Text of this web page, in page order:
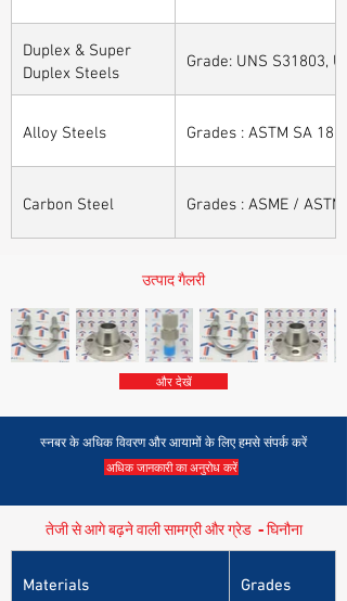
Duplex & Super
Duplex Steels
Grade: UNS S31803,
Alloy Steels Grades : ASTM SA
Carbon Steel Grades : ASME /
उत्पाद गैलरी
और देखें
स्नबर के अधिक विवरण और आयामों के लिए हमसे संपर्क करें
अधिक जानकारी का अनुरोध करें
तेजी से आगे बढ़ने वाली सामग्री और ग्रेड - घिनौना
Materials Grades